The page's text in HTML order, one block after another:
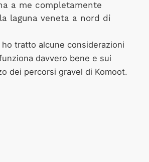
a me completamente
laguna veneta a nord di
tratto alcune considerazioni
davvero bene e sui
dei percorsi gravel di Komoot.